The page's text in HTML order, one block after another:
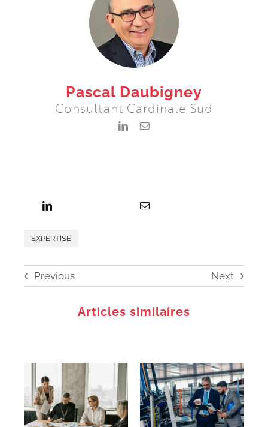
Pascal Daubigney
Consultant Cardinale Sud
EXPERTISE
Previous Next
Articles similaires